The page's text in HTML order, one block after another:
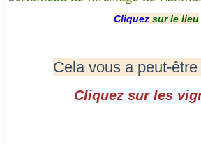
Cliquez sur le lieu
Cela vous a peut-
Cliquez sur les